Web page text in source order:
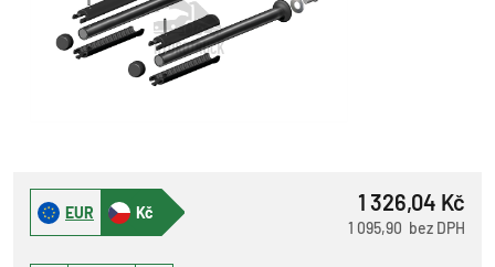
EUR Kč 1 326,04 Kč
1 095,90 bez DPH